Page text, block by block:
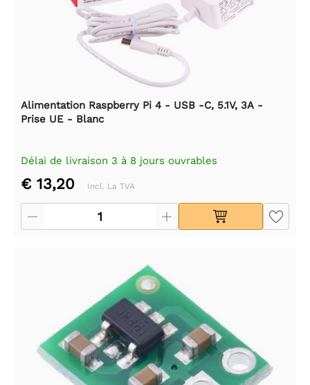
Alimentation Raspberry Pi 4 - USB -C, 5.1V, 3A -
Prise UE - Blanc
Délai de livraison 3 à 8 jours ouvrables
€ 13,20 Incl. La TVA